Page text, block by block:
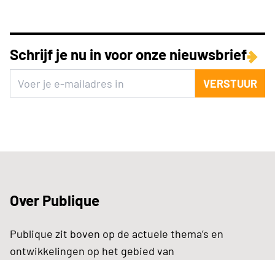
Schrijf je nu in voor onze nieuwsbrief
VERSTUUR
Over Publique
Publique zit boven op de actuele thema’s en
ontwikkelingen op het gebied van